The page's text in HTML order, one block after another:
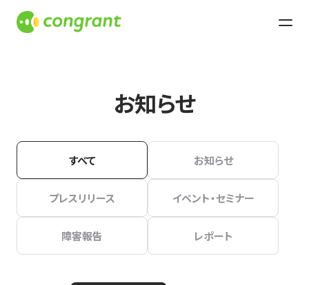
お知らせ
すべて お知らせ
プレスリリース イベント・セミナー
障害報告 レポート